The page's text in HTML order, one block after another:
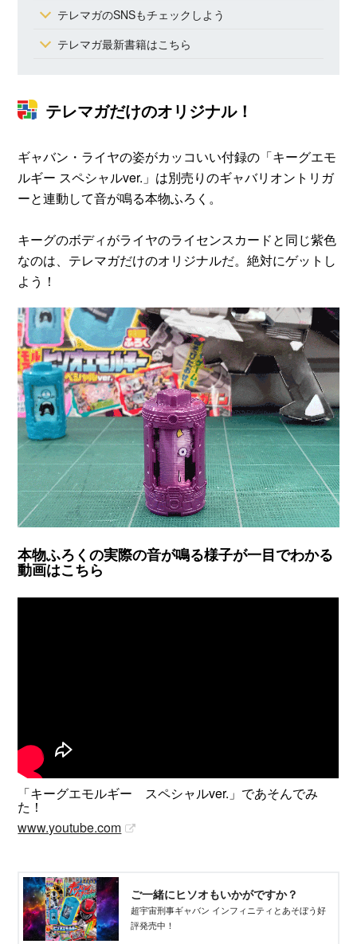
テレマガのSNSもチェックしよう
テレマガ最新書籍はこちら
テレマガだけのオリジナル！
ギャバン・ライヤの姿がカッコいい付録の「キーグエモ
ルギー スペシャルver.」は別売りのギャバリオントリガ
ーと連動して音が鳴る本物ふろく。
キーグのボディがライヤのライセンスカードと同じ紫色
なのは、テレマガだけのオリジナルだ。絶対にゲットし
よう！
本物ふろくの実際の音が鳴る様子が一目でわかる
動画はこちら
「キーグエモルギー スペシャルver.」であそんでみ
た！
www.youtube.com
ご一緒にヒソオもいかがですか？
超宇宙刑事ギャバン インフィニティとあそぼう好
評発売中！